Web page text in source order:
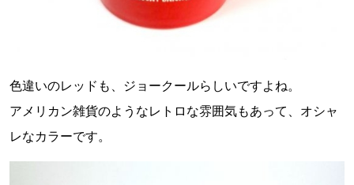
色違いのレッドも、ジョークールらしいですよね。
アメリカン雑貨のようなレトロな雰囲気もあって、オシャ
レなカラーです。